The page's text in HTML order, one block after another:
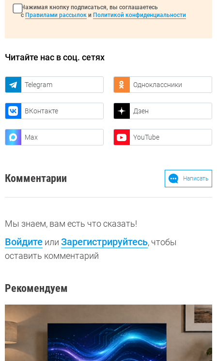
Нажимая кнопку подписаться, вы соглашаетесь
с Правилами рассылок и Политикой конфиденциальности
Читайте нас в соц. сетях
Telegram Одноклассники
ВКонтакте Дзен
Max YouTube
Комментарии Написать
Мы знаем, вам есть что сказать!
Войдите или Зарегистрируйтесь, чтобы
оставить комментарий
Рекомендуем